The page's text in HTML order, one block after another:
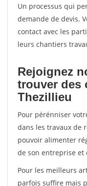
Un processus qui
demande de devis.
contact avec les
leurs chantiers
Rejoignez
trouver des
Thezillieu
Pour pérénniser
dans les travaux de
pouvoir alimenter
de son entreprise
Pour les meilleurs
parfois suffire mais